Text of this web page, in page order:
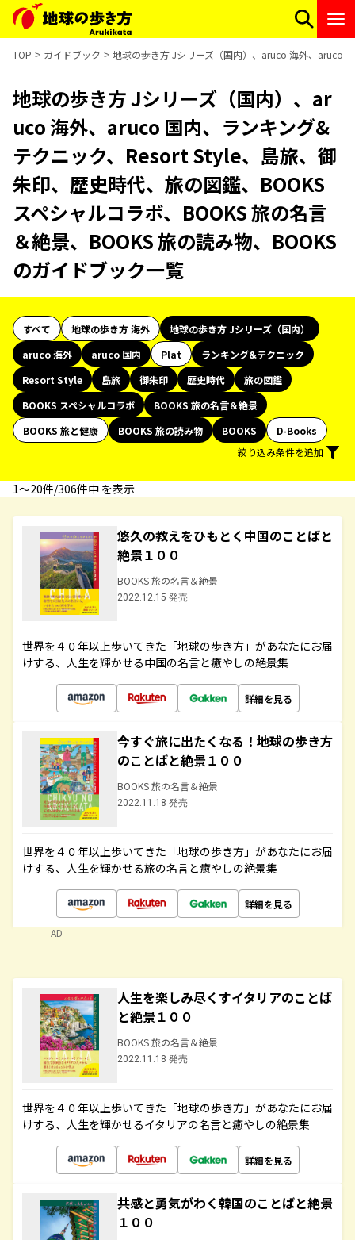
TOP ガイドブック 地球の歩き方 Jシリーズ（国内）、aruco 海外、aruco
地球の歩き方 Jシリーズ（国内）、ar
uco 海外、aruco 国内、ランキング&
テクニック、Resort Style、島旅、御
朱印、歴史時代、旅の図鑑、BOOKS
スペシャルコラボ、BOOKS 旅の名言
＆絶景、BOOKS 旅の読み物、BOOKS
のガイドブック一覧
すべて 地球の歩き方 海外
地球の歩き方 Jシリーズ（国内）
aruco 海外
aruco 国内 Plat
ランキング&テクニック
Resort Style
島旅 御朱印 歴史時代
旅の図鑑
BOOKS スペシャルコラボ
BOOKS 旅の名言＆絶景
BOOKS 旅と健康
BOOKS 旅の読み物 BOOKS
D-Books
絞り込み条件を追加
1〜20件/306件中 を表示
悠久の教えをひもとく中国のことばと
絶景１００
BOOKS 旅の名言＆絶景
2022.12.15 発売
世界を４０年以上歩いてきた「地球の歩き方」があなたにお届
けする、人生を輝かせる中国の名言と癒やしの絶景集
詳細を見る
今すぐ旅に出たくなる！地球の歩き方
のことばと絶景１００
BOOKS 旅の名言＆絶景
2022.11.18 発売
世界を４０年以上歩いてきた「地球の歩き方」があなたにお届
けする、人生を輝かせる旅の名言と癒やしの絶景集
詳細を見る
AD
人生を楽しみ尽くすイタリアのことば
と絶景１００
BOOKS 旅の名言＆絶景
2022.11.18 発売
世界を４０年以上歩いてきた「地球の歩き方」があなたにお届
けする、人生を輝かせるイタリアの名言と癒やしの絶景集
詳細を見る
共感と勇気がわく韓国のことばと絶景
１００